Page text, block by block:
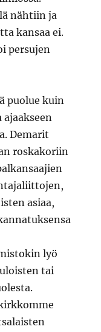
nähtiin ja
kansaa ei.
persujen
puolue kuin
ajaakseen
Demarit
roskakoriin
asiaa,
lyö
tai